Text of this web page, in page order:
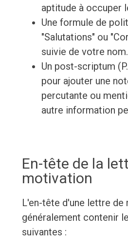
aptitude à occuper
Une formule de
"Salutations" ou
suivie de votre nom.
Un post-scriptum
pour ajouter une
percutante ou
autre information
En-tête de la
motivation
L'en-tête d'une lettre
généralement contenir
suivantes :